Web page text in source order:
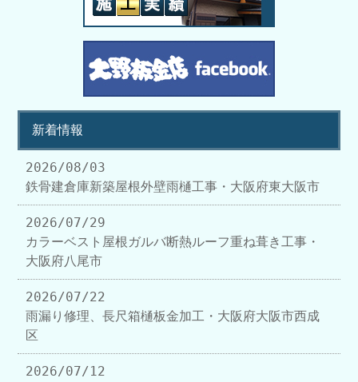
新着情報
2026/08/03
鉄骨建倉庫新築屋根外壁雨樋工事・大阪府東大阪市
2026/07/29
カラーベスト屋根ガルバ断熱ルーフ重ね葺き工事・
大阪府八尾市
2026/07/22
雨漏り修理、長尺箱樋板金加工・大阪府大阪市西成
区
2026/07/12